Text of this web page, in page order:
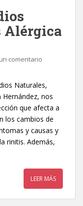
Alérgica
comentario
Naturales,
nos
que afecta a
los cambios de
y causas y
rinitis. Además,
LEER MÁS